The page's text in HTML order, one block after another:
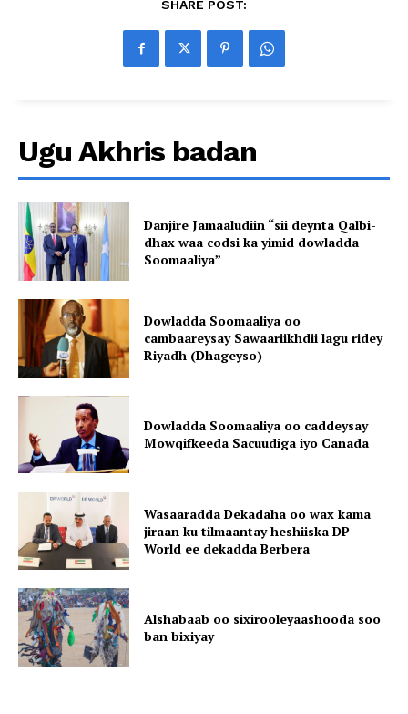
SHARE POST:
Ugu Akhris badan
Danjire Jamaaludiin “sii deynta Qalbi-
dhax waa codsi ka yimid dowladda
Soomaaliya”
Dowladda Soomaaliya oo
cambaareysay Sawaariikhdii lagu ridey
Riyadh (Dhageyso)
Dowladda Soomaaliya oo caddeysay
Mowqifkeeda Sacuudiga iyo Canada
Wasaaradda Dekadaha oo wax kama
jiraan ku tilmaantay heshiiska DP
World ee dekadda Berbera
Alshabaab oo sixirooleyaashooda soo
ban bixiyay